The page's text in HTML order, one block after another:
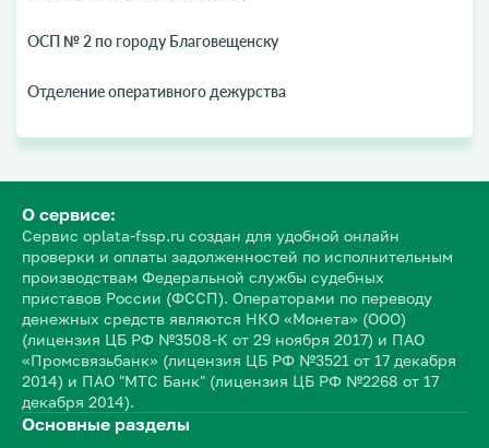
ОСП № 2 по городу Благовещенску
Отделение оперативного дежурства
О сервисе:
Сервис oplata-fssp.ru создан для удобной онлайн
проверки и оплаты задолженностей по исполнительным
производствам Федеральной службы судебных
приставов России (ФССП). Операторами по переводу
денежных средств являются НКО «Монета» (ООО)
(лицензия ЦБ РФ №3508-К от 29 ноября 2017) и ПАО
«Промсвязьбанк» (лицензия ЦБ РФ №3521 от 17 декабря
2014) и ПАО "МТС Банк" (лицензия ЦБ РФ №2268 от 17
декабря 2014).
Основные разделы